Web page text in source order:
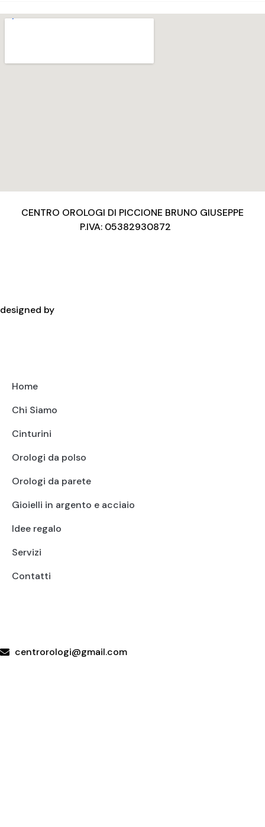
CENTRO OROLOGI DI PICCIONE BRUNO GIUSEPPE
P.IVA: 05382930872
designed by
Home
Chi Siamo
Cinturini
Orologi da polso
Orologi da parete
Gioielli in argento e acciaio
Idee regalo
Servizi
Contatti
centrorologi@gmail.com